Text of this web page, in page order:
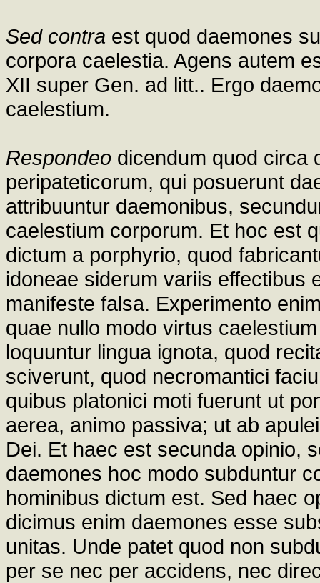
Sed contra est quod daemones
corpora caelestia. Agens autem
XII super Gen. ad litt.. Ergo
caelestium.
Respondeo dicendum quod circa
peripateticorum, qui posuerunt
attribuuntur daemonibus,
caelestium corporum. Et hoc est
dictum a porphyrio, quod
idoneae siderum variis effectibus
manifeste falsa. Experimento
quae nullo modo virtus
loquuntur lingua ignota, quod
sciverunt, quod necromantici
quibus platonici moti fuerunt ut
aerea, animo passiva; ut ab
Dei. Et haec est secunda opinio,
daemones hoc modo subduntur
hominibus dictum est. Sed haec
dicimus enim daemones esse
unitas. Unde patet quod non
per se nec per accidens, nec